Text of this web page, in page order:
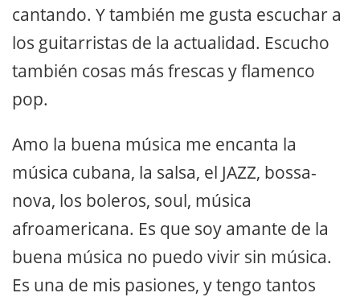
cantando. Y también me gusta escuchar a
los guitarristas de la actualidad. Escucho
también cosas más frescas y flamenco
pop.
Amo la buena música me encanta la
música cubana, la salsa, el JAZZ, bossa-
nova, los boleros, soul, música
afroamericana. Es que soy amante de la
buena música no puedo vivir sin música.
Es una de mis pasiones, y tengo tantos